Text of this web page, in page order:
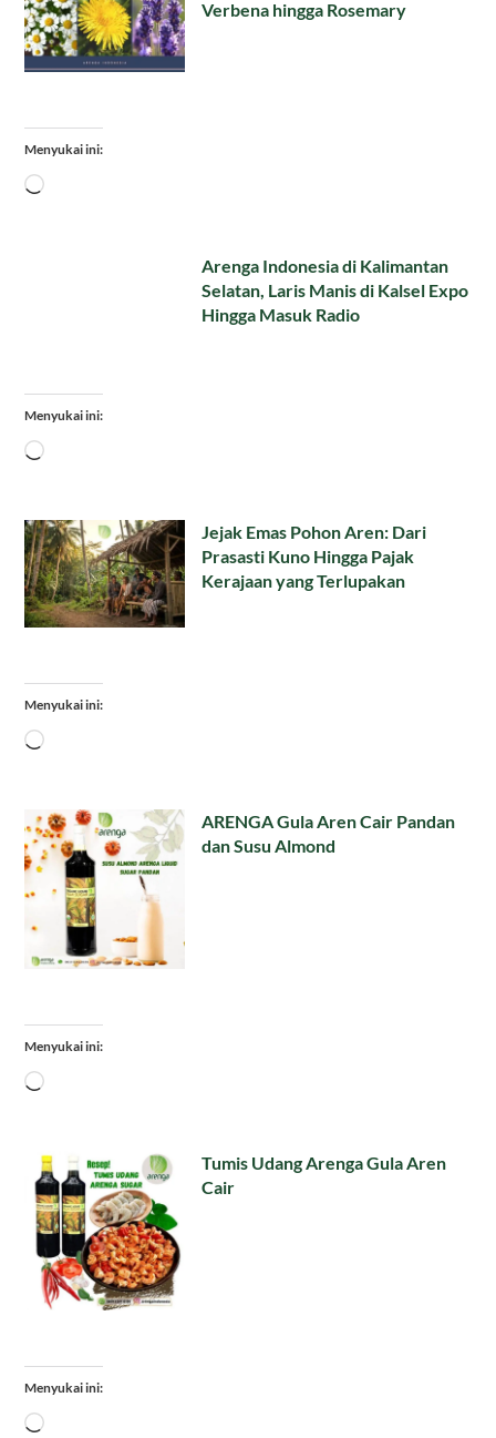
Verbena hingga Rosemary
Menyukai ini:
Memuat...
Arenga Indonesia di Kalimantan
Selatan, Laris Manis di Kalsel Expo
Hingga Masuk Radio
Menyukai ini:
Memuat...
Jejak Emas Pohon Aren: Dari
Prasasti Kuno Hingga Pajak
Kerajaan yang Terlupakan
Menyukai ini:
Memuat...
ARENGA Gula Aren Cair Pandan
dan Susu Almond
Menyukai ini:
Memuat...
Tumis Udang Arenga Gula Aren
Cair
Menyukai ini:
Memuat...